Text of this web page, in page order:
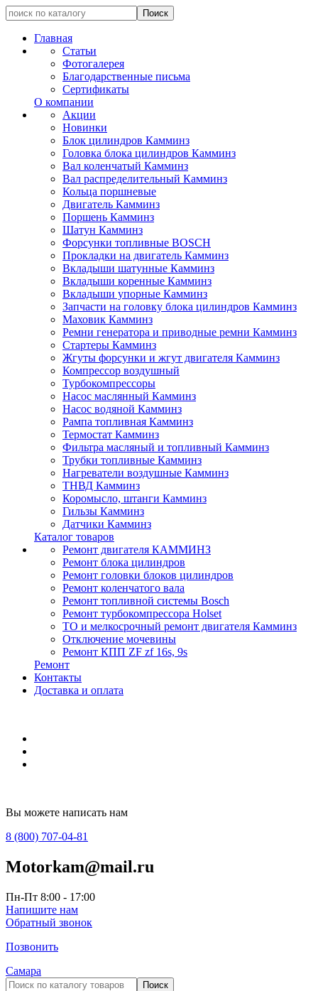
Главная
Статьи
Фотогалерея
Благодарственные письма
Сертификаты
О компании
Акции
Новинки
Блок цилиндров Камминз
Головка блока цилиндров Камминз
Вал коленчатый Камминз
Вал распределительный Камминз
Кольца поршневые
Двигатель Камминз
Поршень Камминз
Шатун Камминз
Форсунки топливные BOSCH
Прокладки на двигатель Камминз
Вкладыши шатунные Камминз
Вкладыши коренные Камминз
Вкладыши упорные Камминз
Запчасти на головку блока цилиндров Камминз
Маховик Камминз
Ремни генератора и приводные ремни Камминз
Стартеры Камминз
Жгуты форсунки и жгут двигателя Камминз
Компрессор воздушный
Турбокомпрессоры
Насос маслянный Камминз
Насос водяной Камминз
Рампа топливная Камминз
Термостат Камминз
Фильтра масляный и топливный Камминз
Трубки топливные Камминз
Нагреватели воздушные Камминз
ТНВД Камминз
Коромысло, штанги Камминз
Гильзы Камминз
Датчики Камминз
Каталог товаров
Ремонт двигателя КАММИНЗ
Ремонт блока цилиндров
Ремонт головки блоков цилиндров
Ремонт коленчатого вала
Ремонт топливной системы Bosch
Ремонт турбокомпрессора Holset
ТО и мелкосрочный ремонт двигателя Камминз
Отключение мочевины
Ремонт КПП ZF zf 16s, 9s
Ремонт
Контакты
Доставка и оплата
Вы можете написать нам
8 (800) 707-04-81
Motorkam@mail.ru
Пн-Пт 8:00 - 17:00
Напишите нам
Обратный звонок
Позвонить
Самара